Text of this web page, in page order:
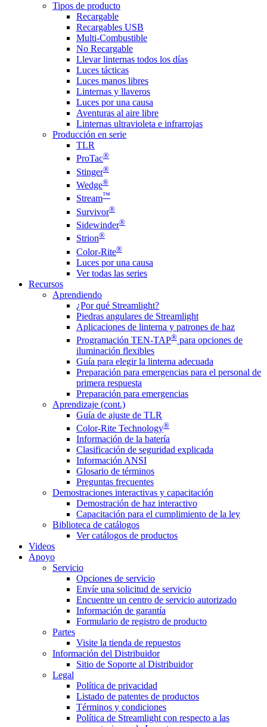
Tipos de producto
Recargable
Recargables USB
Multi-Combustible
No Recargable
Llevar linternas todos los días
Luces tácticas
Luces manos libres
Linternas y llaveros
Luces por una causa
Aventuras al aire libre
Linternas ultravioleta e infrarrojas
Producción en serie
TLR
ProTac®
Stinger®
Wedge®
Stream™
Survivor®
Sidewinder®
Strion®
Color-Rite®
Luces por una causa
Ver todas las series
Recursos
Aprendiendo
¿Por qué Streamlight?
Piedras angulares de Streamlight
Aplicaciones de linterna y patrones de haz
Programación TEN-TAP® para opciones de
iluminación flexibles
Guía para elegir la linterna adecuada
Preparación para emergencias para el personal de
primera respuesta
Preparación para emergencias
Aprendizaje (cont.)
Guía de ajuste de TLR
Color-Rite Technology®
Información de la batería
Clasificación de seguridad explicada
Información ANSI
Glosario de términos
Preguntas frecuentes
Demostraciones interactivas y capacitación
Demostración de haz interactivo
Capacitación para el cumplimiento de la ley
Biblioteca de catálogos
Ver catálogos de productos
Videos
Apoyo
Servicio
Opciones de servicio
Envíe una solicitud de servicio
Encuentre un centro de servicio autorizado
Información de garantía
Formulario de registro de producto
Partes
Visite la tienda de repuestos
Información del Distribuidor
Sitio de Soporte al Distribuidor
Legal
Política de privacidad
Listado de patentes de productos
Términos y condiciones
Política de Streamlight con respecto a las